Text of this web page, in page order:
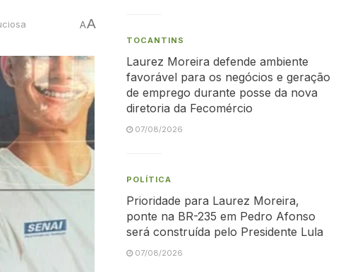
AA
TOCANTINS
Laurez Moreira defende ambiente
favorável para os negócios e geração
de emprego durante posse da nova
diretoria da Fecomércio
07/08/2026
POLÍTICA
Prioridade para Laurez Moreira,
ponte na BR-235 em Pedro Afonso
será construída pelo Presidente Lula
07/08/2026